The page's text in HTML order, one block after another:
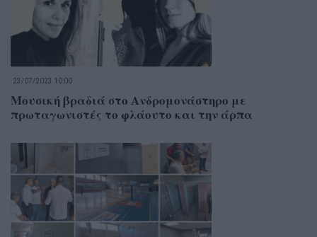
23/07/2023 10:00
Μουσική βραδιά στο Ανδρομονάστηρο με
πρωταγωνιστές το φλάουτο και την άρπα